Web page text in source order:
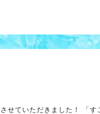
せていただきました！ 「す